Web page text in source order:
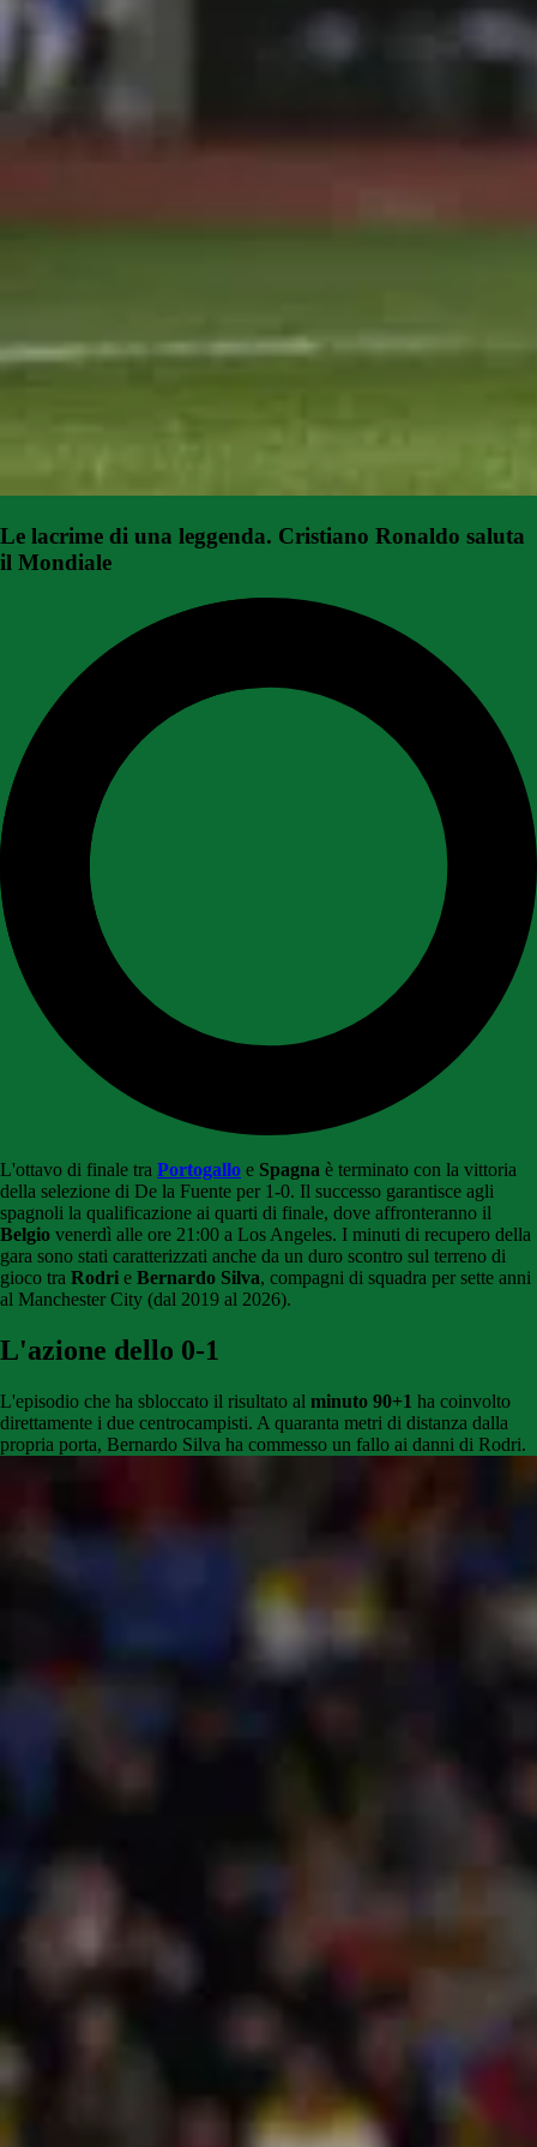
Le lacrime di una leggenda. Cristiano Ronaldo saluta
il Mondiale
L'ottavo di finale tra Portogallo e Spagna è terminato con la vittoria
della selezione di De la Fuente per 1-0. Il successo garantisce agli
spagnoli la qualificazione ai quarti di finale, dove affronteranno il
Belgio venerdì alle ore 21:00 a Los Angeles. I minuti di recupero della
gara sono stati caratterizzati anche da un duro scontro sul terreno di
gioco tra Rodri e Bernardo Silva, compagni di squadra per sette anni
al Manchester City (dal 2019 al 2026).
L'azione dello 0-1
L'episodio che ha sbloccato il risultato al minuto 90+1 ha coinvolto
direttamente i due centrocampisti. A quaranta metri di distanza dalla
propria porta, Bernardo Silva ha commesso un fallo ai danni di Rodri.